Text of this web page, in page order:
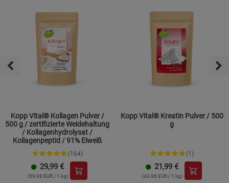
Kopp Vital® Kollagen Pulver /
500 g / zertifizierte Weidehaltung
/ Kollagenhydrolysat /
Kollagenpeptid / 91% Eiweiß
(164)
29,99 €
(59,98 EUR / 1 kg)
Kopp Vital® Kreatin Pulver / 500
g
(1)
21,99 €
(43,98 EUR / 1 kg)